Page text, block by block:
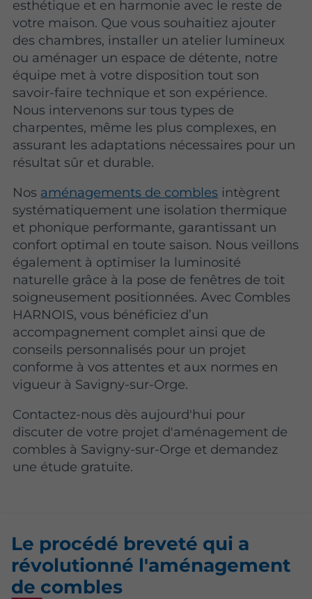
esthétique et en harmonie avec le reste de
votre maison. Que vous souhaitiez ajouter
des chambres, installer un atelier lumineux
ou aménager un espace de détente, notre
équipe met à votre disposition tout son
savoir-faire technique et son expérience.
Nous intervenons sur tous types de
charpentes, même les plus complexes, en
assurant les adaptations nécessaires pour un
résultat sûr et durable.
Nos aménagements de combles intègrent
systématiquement une isolation thermique
et phonique performante, garantissant un
confort optimal en toute saison. Nous veillons
également à optimiser la luminosité
naturelle grâce à la pose de fenêtres de toit
soigneusement positionnées. Avec Combles
HARNOIS, vous bénéficiez d’un
accompagnement complet ainsi que de
conseils personnalisés pour un projet
conforme à vos attentes et aux normes en
vigueur à Savigny-sur-Orge.
Contactez-nous dès aujourd'hui pour
discuter de votre projet d'aménagement de
combles à Savigny-sur-Orge et demandez
une étude gratuite.
Le procédé breveté qui a
révolutionné l'aménagement
de combles